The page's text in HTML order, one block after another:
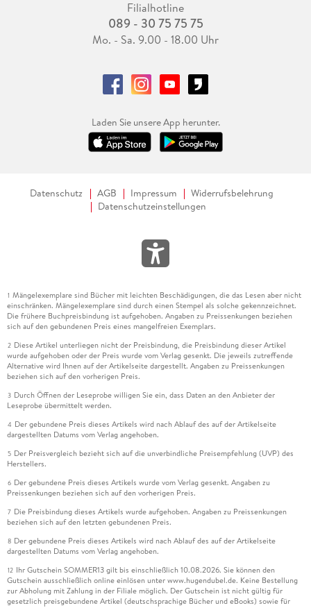
Filialhotline
089 - 30 75 75 75
Mo. - Sa. 9.00 - 18.00 Uhr
Laden Sie unsere App herunter.
Datenschutz AGB Impressum
Widerrufsbelehrung
Datenschutzeinstellungen
1 Mängelexemplare sind Bücher mit leichten Beschädigungen, die das Lesen aber nicht
einschränken. Mängelexemplare sind durch einen Stempel als solche gekennzeichnet.
Die frühere Buchpreisbindung ist aufgehoben. Angaben zu Preissenkungen beziehen
sich auf den gebundenen Preis eines mangelfreien Exemplars.
2 Diese Artikel unterliegen nicht der Preisbindung, die Preisbindung dieser Artikel
wurde aufgehoben oder der Preis wurde vom Verlag gesenkt. Die jeweils zutreffende
Alternative wird Ihnen auf der Artikelseite dargestellt. Angaben zu Preissenkungen
beziehen sich auf den vorherigen Preis.
3 Durch Öffnen der Leseprobe willigen Sie ein, dass Daten an den Anbieter der
Leseprobe übermittelt werden.
4 Der gebundene Preis dieses Artikels wird nach Ablauf des auf der Artikelseite
dargestellten Datums vom Verlag angehoben.
5 Der Preisvergleich bezieht sich auf die unverbindliche Preisempfehlung (UVP) des
Herstellers.
6 Der gebundene Preis dieses Artikels wurde vom Verlag gesenkt. Angaben zu
Preissenkungen beziehen sich auf den vorherigen Preis.
7 Die Preisbindung dieses Artikels wurde aufgehoben. Angaben zu Preissenkungen
beziehen sich auf den letzten gebundenen Preis.
8 Der gebundene Preis dieses Artikels wird nach Ablauf des auf der Artikelseite
dargestellten Datums vom Verlag angehoben.
12 Ihr Gutschein SOMMER13 gilt bis einschließlich 10.08.2026. Sie können den
Gutschein ausschließlich online einlösen unter www.hugendubel.de. Keine Bestellung
zur Abholung mit Zahlung in der Filiale möglich. Der Gutschein ist nicht gültig für
gesetzlich preisgebundene Artikel (deutschsprachige Bücher und eBooks) sowie für